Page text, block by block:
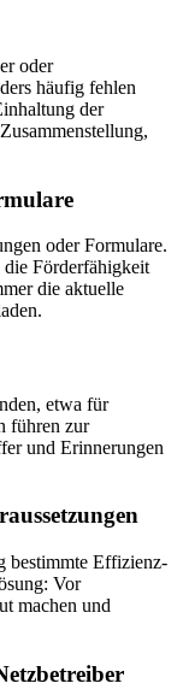
oder
häufig fehlen
der
oder Formulare.
Förderfähigkeit
die aktuelle
etwa für
führen zur
und Erinnerungen
bestimmte Effizienz-
Vor
machen und